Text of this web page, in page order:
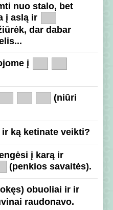
nuo stalo, bet
į aslą ir
dar dabar
į
(niūri
ką ketinate veikti?
į karą ir
(penkios savaitės).
obuoliai ir ir
raudonavo.